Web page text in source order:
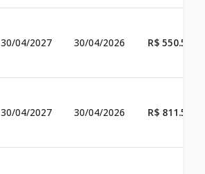
30/04/2027 30/04/2026 R$
30/04/2027 30/04/2026 R$